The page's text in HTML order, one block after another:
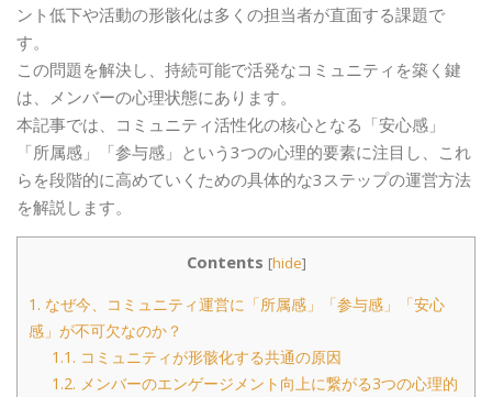
ント低下や活動の形骸化は多くの担当者が直面する課題で
す。
この問題を解決し、持続可能で活発なコミュニティを築く鍵
は、メンバーの心理状態にあります。
本記事では、コミュニティ活性化の核心となる「安心感」
「所属感」「参与感」という3つの心理的要素に注目し、これ
らを段階的に高めていくための具体的な3ステップの運営方法
を解説します。
Contents [hide]
1. なぜ今、コミュニティ運営に「所属感」「参与感」「安心
感」が不可欠なのか？
1.1. コミュニティが形骸化する共通の原因
1.2. メンバーのエンゲージメント向上に繋がる3つの心理的